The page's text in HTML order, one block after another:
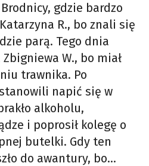
gdzie bardzo
R., bo znali się
parą. Tego dnia
W., bo miał
trawnika. Po
napić się w
alkoholu,
i poprosił kolegę o
butelki. Gdy ten
do awantury, bo…